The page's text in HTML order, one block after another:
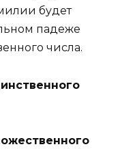
будет
падеже
числа.